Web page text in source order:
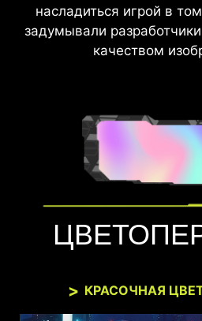
насладиться игрой в
задумывали
качеством
КРАСОЧНАЯ